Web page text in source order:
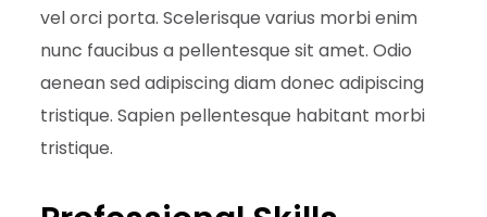
vel orci porta. Scelerisque varius morbi enim
nunc faucibus a pellentesque sit amet. Odio
aenean sed adipiscing diam donec adipiscing
tristique. Sapien pellentesque habitant morbi
tristique.